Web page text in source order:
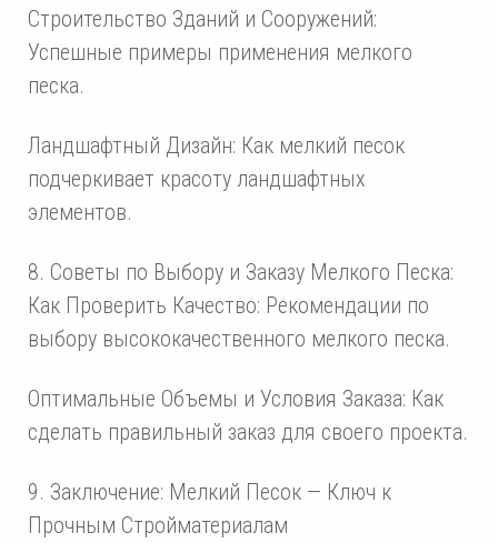
Строительство Зданий и Сооружений:
Успешные примеры применения мелкого
песка.
Ландшафтный Дизайн: Как мелкий песок
подчеркивает красоту ландшафтных
элементов.
8. Советы по Выбору и Заказу Мелкого Песка:
Как Проверить Качество: Рекомендации по
выбору высококачественного мелкого песка.
Оптимальные Объемы и Условия Заказа: Как
сделать правильный заказ для своего проекта.
9. Заключение: Мелкий Песок — Ключ к
Прочным Стройматериалам